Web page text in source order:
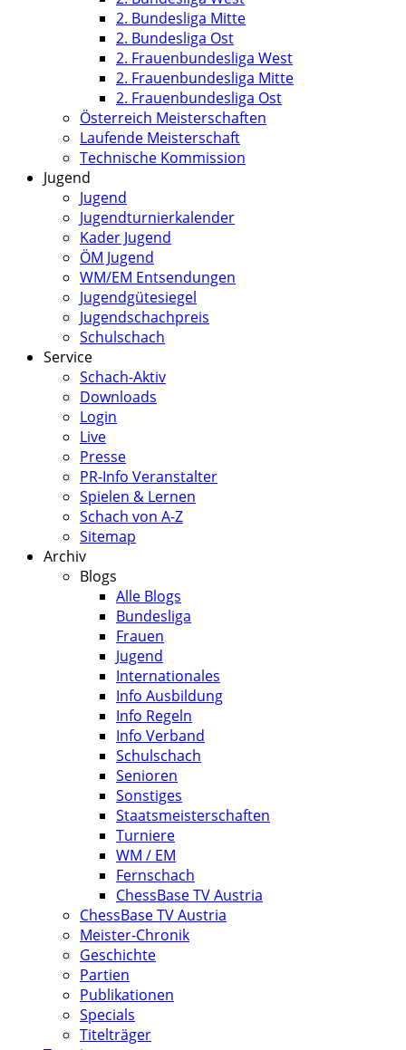
2. Bundesliga Mitte
2. Bundesliga Ost
2. Frauenbundesliga West
2. Frauenbundesliga Mitte
2. Frauenbundesliga Ost
Österreich Meisterschaften
Laufende Meisterschaft
Technische Kommission
Jugend
Jugend
Jugendturnierkalender
Kader Jugend
ÖM Jugend
WM/EM Entsendungen
Jugendgütesiegel
Jugendschachpreis
Schulschach
Service
Schach-Aktiv
Downloads
Login
Live
Presse
PR-Info Veranstalter
Spielen & Lernen
Schach von A-Z
Sitemap
Archiv
Blogs
Alle Blogs
Bundesliga
Frauen
Jugend
Internationales
Info Ausbildung
Info Regeln
Info Verband
Schulschach
Senioren
Sonstiges
Staatsmeisterschaften
Turniere
WM / EM
Fernschach
ChessBase TV Austria
ChessBase TV Austria
Meister-Chronik
Geschichte
Partien
Publikationen
Specials
Titelträger